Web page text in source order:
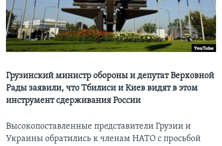
Learning English
СОЦИАЛЬНЫЕ СЕТИ
Языки
Грузинский министр обороны и депутат Верховной
Рады заявили, что Тбилиси и Киев видят в этом
инструмент сдерживания России
Высокопоставленные представители Грузии и
Украины обратились к членам НАТО с просьбой